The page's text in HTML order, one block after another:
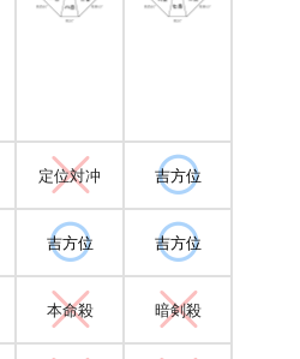
定位対冲 吉方位
吉方位 吉方位
本命殺 暗剣殺